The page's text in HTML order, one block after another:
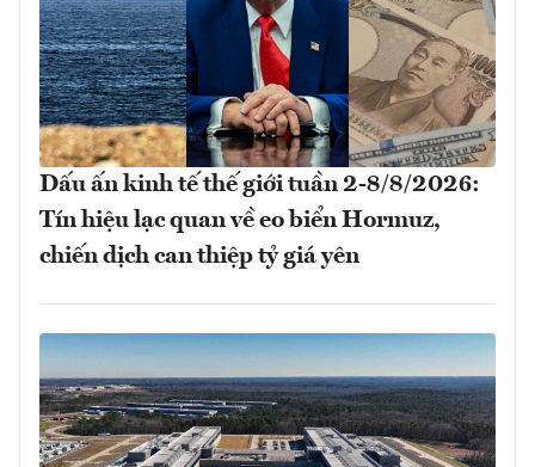
Dấu ấn kinh tế thế giới tuần 2-8/8/2026:
Tín hiệu lạc quan về eo biển Hormuz,
chiến dịch can thiệp tỷ giá yên